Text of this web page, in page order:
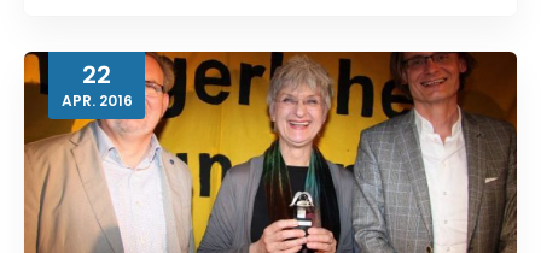
22
APR. 2016